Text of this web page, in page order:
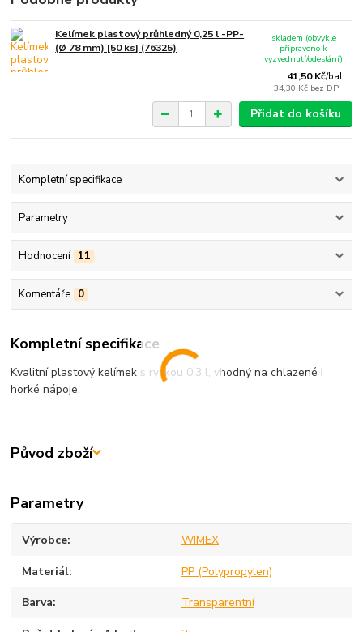
Kelímek plastový průhledný 0,25 l -PP-
(Ø 78 mm) [50 ks] (76325)
41,50 Kč/bal.
34,30 Kč bez DPH
skladem (obvykle
připraveno k
vyzvednutí/odeslání)
Přidat do košíku
Kompletní specifikace
Parametry
Hodnocení 11
Komentáře 0
Kompletní specifikace
Kvalitní plastový kelímek s ryskou 0,3 l, vhodný na chlazené i
horké nápoje.
Původ zboží
Parametry
Výrobce WIMEX
Materiál PP (Polypropylen)
Barva Transparentní